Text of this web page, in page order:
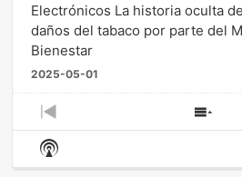
Electrónicos La historia oculta
daños del tabaco por parte del
Bienestar
2025-05-01
Previous
Episode
Show
Show
Podcast